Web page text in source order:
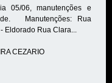
05/06, manutenções e
Manutenções: Rua
Eldorado Rua Clara...
CEZARIO